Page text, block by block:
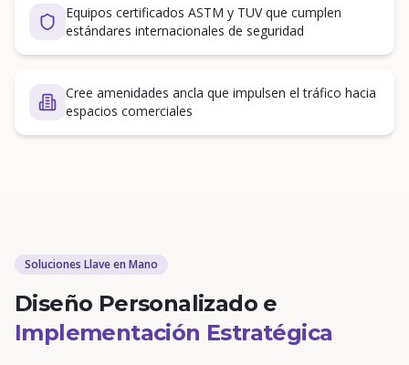
Equipos certificados ASTM y TUV que cumplen
estándares internacionales de seguridad
Cree amenidades ancla que impulsen el tráfico hacia
espacios comerciales
Soluciones Llave en Mano
Diseño Personalizado e
Implementación Estratégica